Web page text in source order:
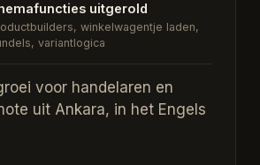
uitgerold
winkelwagentje laden,
variantlogica
voor handelaren en
uit Ankara, in het Engels